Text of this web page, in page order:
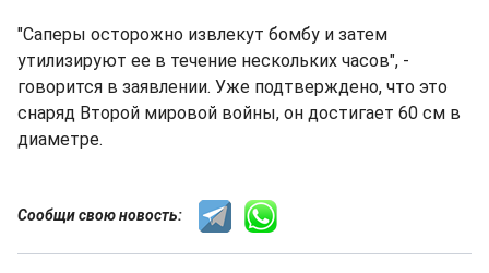
"Саперы осторожно извлекут бомбу и затем
утилизируют ее в течение нескольких часов", -
говорится в заявлении. Уже подтверждено, что это
снаряд Второй мировой войны, он достигает 60 см в
диаметре.
Сообщи свою новость: